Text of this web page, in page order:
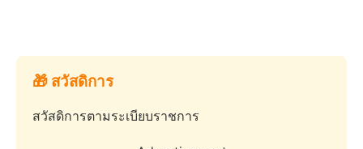
🎁 สวัสดิการ
สวัสดิการตามระเบียบราชการ